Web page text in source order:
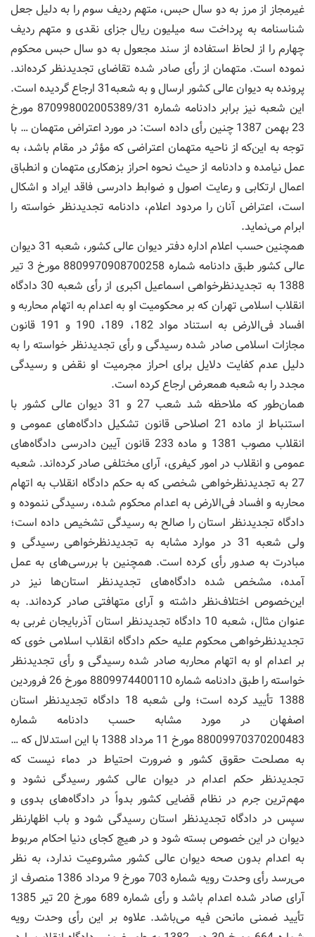
غیرمجاز از مرز به دو سال حبس، متهم ردیف سوم را به دلیل جعل
شناسنامه به پرداخت سه میلیون ریال جزای نقدی و متهم ردیف
چهارم را از لحاظ استفاده از سند مجعول به دو سال حبس محکوم
نموده است. متهمان از رأی صادر شده تقاضای تجدیدنظر کرده‌اند.
پرونده به دیوان عالی کشور ارسال و به شعبه31 ارجاع گردیده است.
این شعبه نیز برابر دادنامه شماره 870998002005389/31 مورخ
23 بهمن 1387 چنین رأی داده است: در مورد اعتراض متهمان … با
توجه به این‌که از ناحیه متهمان اعتراضی که مؤثر در مقام باشد، به
عمل نیامده و دادنامه از حیث نحوه احراز بزهکاری متهمان و انطباق
اعمال ارتکابی و رعایت اصول و ضوابط دادرسی فاقد ایراد و اشکال
است، اعتراض آنان را مردود اعلام، دادنامه تجدیدنظر خواسته را
ابرام می‌نماید.
همچنین حسب اعلام اداره دفتر دیوان عالی کشور، شعبه 31 دیوان
عالی کشور طبق دادنامه شماره 8809970908700258 مورخ 3 تیر
1388 به تجدیدنظرخواهی اسماعیل اکبری از رأی شعبه 30 دادگاه
انقلاب اسلامی تهران که بر محکومیت او به اعدام به اتهام محاربه و
افساد فی‌الارض به استناد مواد 182، 189، 190 و 191 قانون
مجازات اسلامی صادر شده رسیدگی و رأی تجدیدنظر خواسته را به
دلیل عدم کفایت دلایل برای احراز مجرمیت او نقض و رسیدگی
مجدد را به شعبه همعرض ارجاع کرده است.
همان‌طور که ملاحظه شد شعب 27 و 31 دیوان عالی کشور با
استنباط از ماده 21 اصلاحی قانون تشکیل دادگاه‌های عمومی و
انقلاب مصوب 1381 و ماده 233 قانون آیین دادرسی دادگاه‌های
عمومی و انقلاب در امور کیفری، آرای مختلفی صادر کرده‌اند. شعبه
27 به تجدیدنظرخواهی شخصی که به حکم دادگاه انقلاب به اتهام
محاربه و افساد فی‌الارض به اعدام محکوم شده، رسیدگی ننموده و
دادگاه تجدیدنظر استان را صالح به رسیدگی تشخیص داده است؛
ولی شعبه 31 در موارد مشابه به تجدیدنظرخواهی رسیدگی و
مبادرت به صدور رأی کرده است. همچنین با بررسی‌های به عمل
آمده، مشخص شده دادگاه‌های تجدیدنظر استان‌ها نیز در
این‌خصوص اختلاف‌نظر داشته و آرای متهافتی صادر کرده‌اند. به
عنوان مثال، شعبه 10 دادگاه تجدیدنظر استان آذربایجان غربی به
تجدیدنظرخواهی محکوم علیه حکم دادگاه انقلاب اسلامی خوی که
بر اعدام او به اتهام محاربه صادر شده رسیدگی و رأی تجدیدنظر
خواسته را طبق دادنامه شماره 8809974400110 مورخ 26 فروردین
1388 تأیید کرده است؛ ولی شعبه 18 دادگاه تجدیدنظر استان
اصفهان در مورد مشابه حسب دادنامه شماره
88009970370200483 مورخ 11 مرداد 1388 با این استدلال که …
به مصلحت حقوق کشور و ضرورت احتیاط در دماء نیست که
تجدیدنظر حکم اعدام در دیوان عالی کشور رسیدگی نشود و
مهم‌ترین جرم در نظام قضایی کشور بدواً در دادگاه‌های بدوی و
سپس در دادگاه تجدیدنظر استان رسیدگی شود و باب اظهارنظر
دیوان در این خصوص بسته شود و در هیچ کجای دنیا احکام مربوط
به اعدام بدون صحه دیوان عالی کشور مشروعیت ندارد، به نظر
می‌رسد رأی وحدت رویه شماره 703 مورخ 9 مرداد 1386 منصرف از
آرای صادر شده اعدام باشد و رأی شماره 689 مورخ 20 تیر 1385
تأیید ضمنی مانحن فیه می‌باشد. علاوه بر این رأی وحدت رویه